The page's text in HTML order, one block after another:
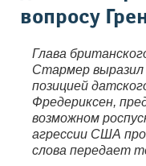
вопросу
Глава
Стармер выразил
позицией
Фредериксен,
возможном
агрессии США
слова передает